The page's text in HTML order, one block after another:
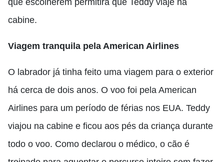
que escolherem permitirá que Teddy viaje na
cabine.
Viagem tranquila pela American Airlines
O labrador já tinha feito uma viagem para o exterior
há cerca de dois anos. O voo foi pela American
Airlines para um período de férias nos EUA. Teddy
viajou na cabine e ficou aos pés da criança durante
todo o voo. Como declarou o médico, o cão é